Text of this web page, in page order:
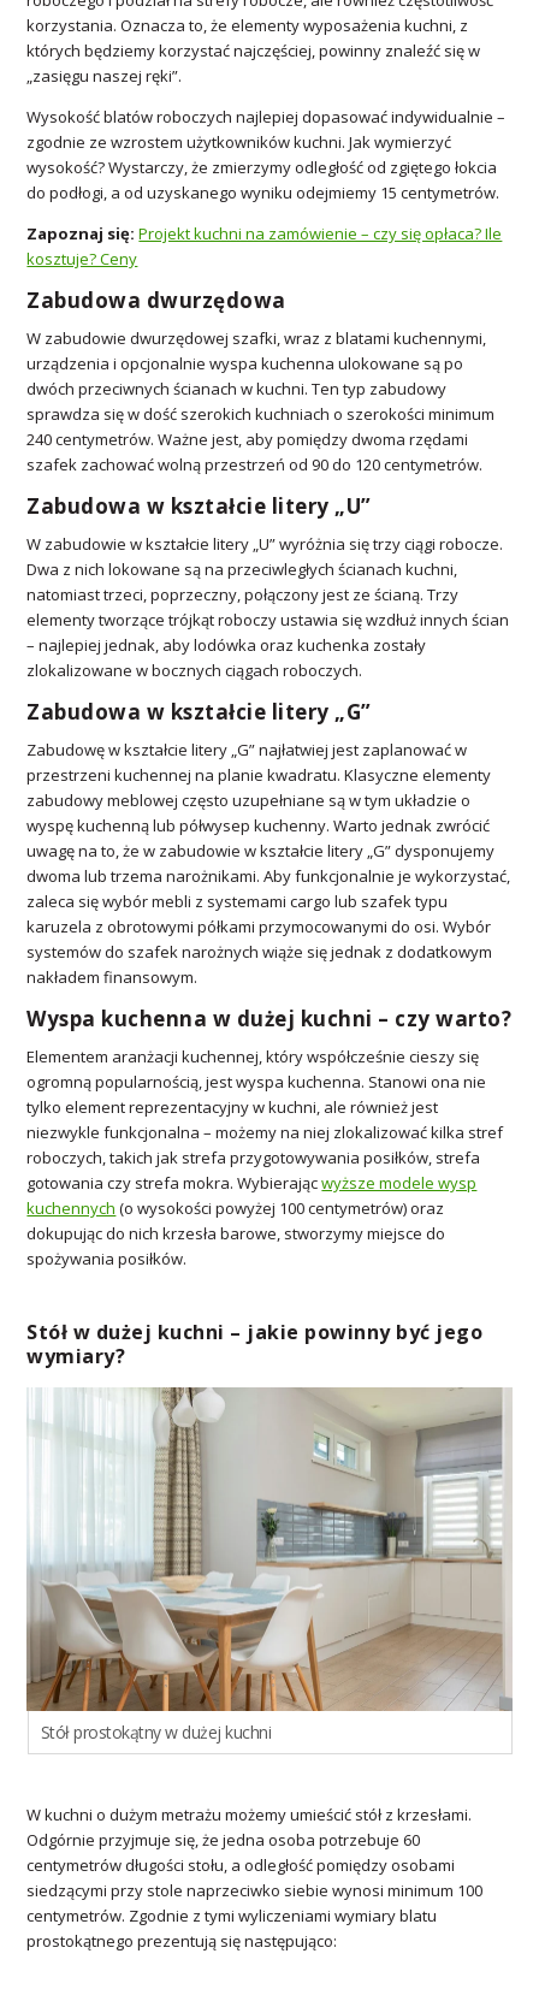
korzystania. Oznacza to, że elementy wyposażenia kuchni, z
których będziemy korzystać najczęściej, powinny znaleźć się w
„zasięgu naszej ręki”.
Wysokość blatów roboczych najlepiej dopasować indywidualnie –
zgodnie ze wzrostem użytkowników kuchni. Jak wymierzyć
wysokość? Wystarczy, że zmierzymy odległość od zgiętego łokcia
do podłogi, a od uzyskanego wyniku odejmiemy 15 centymetrów.
Zapoznaj się: Projekt kuchni na zamówienie – czy się opłaca? Ile
kosztuje? Ceny
Zabudowa dwurzędowa
W zabudowie dwurzędowej szafki, wraz z blatami kuchennymi,
urządzenia i opcjonalnie wyspa kuchenna ulokowane są po
dwóch przeciwnych ścianach w kuchni. Ten typ zabudowy
sprawdza się w dość szerokich kuchniach o szerokości minimum
240 centymetrów. Ważne jest, aby pomiędzy dwoma rzędami
szafek zachować wolną przestrzeń od 90 do 120 centymetrów.
Zabudowa w kształcie litery „U”
W zabudowie w kształcie litery „U” wyróżnia się trzy ciągi robocze.
Dwa z nich lokowane są na przeciwległych ścianach kuchni,
natomiast trzeci, poprzeczny, połączony jest ze ścianą. Trzy
elementy tworzące trójkąt roboczy ustawia się wzdłuż innych ścian
– najlepiej jednak, aby lodówka oraz kuchenka zostały
zlokalizowane w bocznych ciągach roboczych.
Zabudowa w kształcie litery „G”
Zabudowę w kształcie litery „G” najłatwiej jest zaplanować w
przestrzeni kuchennej na planie kwadratu. Klasyczne elementy
zabudowy meblowej często uzupełniane są w tym układzie o
wyspę kuchenną lub półwysep kuchenny. Warto jednak zwrócić
uwagę na to, że w zabudowie w kształcie litery „G” dysponujemy
dwoma lub trzema narożnikami. Aby funkcjonalnie je wykorzystać,
zaleca się wybór mebli z systemami cargo lub szafek typu
karuzela z obrotowymi półkami przymocowanymi do osi. Wybór
systemów do szafek narożnych wiąże się jednak z dodatkowym
nakładem finansowym.
Wyspa kuchenna w dużej kuchni – czy warto?
Elementem aranżacji kuchennej, który współcześnie cieszy się
ogromną popularnością, jest wyspa kuchenna. Stanowi ona nie
tylko element reprezentacyjny w kuchni, ale również jest
niezwykle funkcjonalna – możemy na niej zlokalizować kilka stref
roboczych, takich jak strefa przygotowywania posiłków, strefa
gotowania czy strefa mokra. Wybierającwyższe modele wysp
kuchennych (o wysokości powyżej 100 centymetrów) oraz
dokupując do nich krzesła barowe, stworzymy miejsce do
spożywania posiłków.
Stół w dużej kuchni – jakie powinny być jego
wymiary?
Stół prostokątny w dużej kuchni
W kuchni o dużym metrażu możemy umieścić stół z krzesłami.
Odgórnie przyjmuje się, że jedna osoba potrzebuje 60
centymetrów długości stołu, a odległość pomiędzy osobami
siedzącymi przy stole naprzeciwko siebie wynosi minimum 100
centymetrów. Zgodnie z tymi wyliczeniami wymiary blatu
prostokątnego prezentują się następująco: